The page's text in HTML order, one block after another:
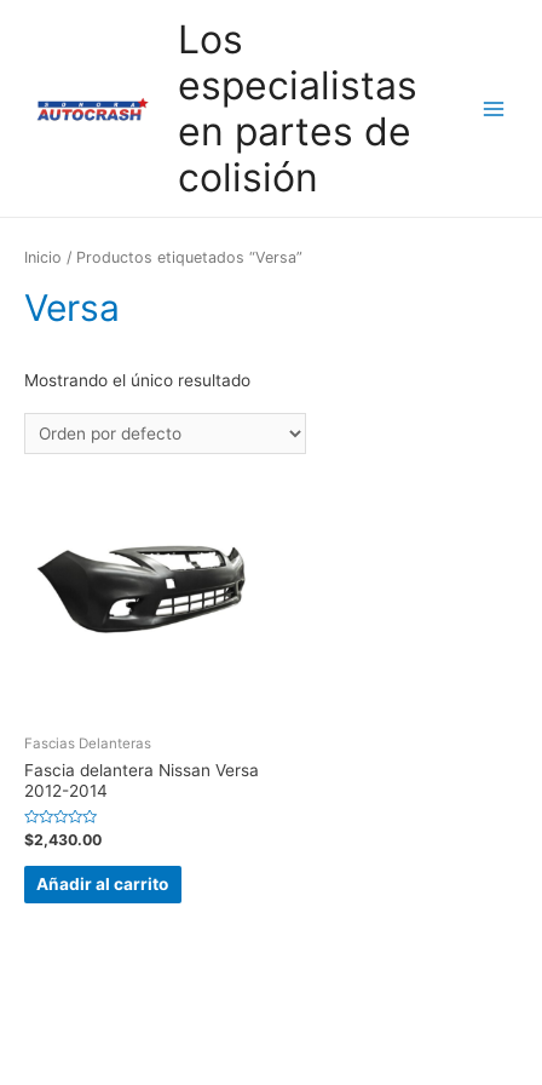
Los
especialistas
en partes de
colisión
Inicio / Productos etiquetados “Versa”
Versa
Mostrando el único resultado
Fascias Delanteras
Fascia delantera Nissan Versa
2012-2014
Valorado
en
0
$2,430.00
Añadir al carrito